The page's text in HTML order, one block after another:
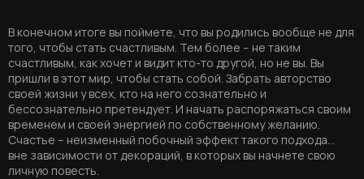
В конечном итоге вы поймете, что вы родились вообще не для
того, чтобы стать счастливым. Тем более – не таким
счастливым, как хочет и видит кто-то другой, но не вы. Вы
пришли в этот мир, чтобы стать собой. Забрать авторство
своей жизни у всех, кто на него сознательно и
бессознательно претендует. И начать распоряжаться своим
временем и своей энергией по собственному желанию.
Счастье – неизменный побочный эффект такого подхода…
вне зависимости от декораций, в которых вы начнете свою
личную повесть.